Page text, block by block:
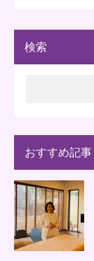
検索
おすすめ記事